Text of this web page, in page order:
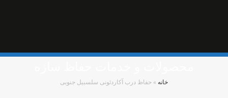
خانه » حفاظ درب آکاردئونی سلسبیل جنوبی